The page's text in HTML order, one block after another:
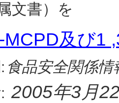
文書）を
MCPD及び1
食品安全関係情
2005年3月